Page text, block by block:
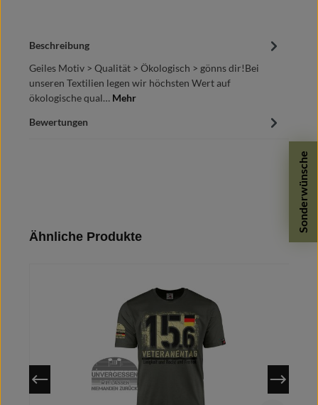
Sonderwünsche
Beschreibung
Geiles Motiv > Qualität > Ökologisch > gönns dir!Bei
unseren Textilien legen wir höchsten Wert auf
ökologische qual… Mehr
Bewertungen
Produktgalerie überspringen
Ähnliche Produkte